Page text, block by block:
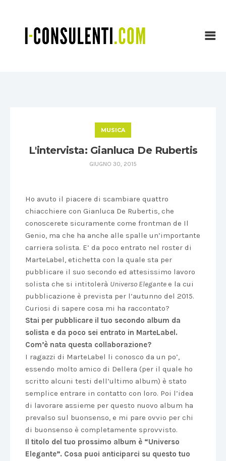
MUSICA
L'intervista: Gianluca De Rubertis
GIUGNO 30, 2015
Ho avuto il piacere di scambiare quattro
chiacchiere con Gianluca De Rubertis, che
conoscerete sicuramente come frontman de Il
Genio, ma che ha anche alle spalle un’importante
carriera solista. E’ da poco entrato nel roster di
MarteLabel, etichetta con la quale sta per
pubblicare il suo secondo ed attesissimo lavoro
solista che si intitolerà Universo Elegantee la cui
pubblicazione è prevista per l’autunno del 2015.
Curiosi di sapere cosa mi ha raccontato?
Stai per pubblicare il tuo secondo album da
solista e da poco sei entrato in MarteLabel.
Com’è nata questa collaborazione?
I ragazzi di MarteLabel li conosco da un po’,
essendo molto amico di Dellera (per il quale ho
scritto alcuni testi dell’ultimo album) è stato
semplice entrare in contatto con loro. Poi l’idea
di lavorare assieme per questo nuovo album ha
prevalso sul buonsenso, e mi pare ovvio per chi
di buonsenso è completamente sprovvisto.
Il titolo del tuo prossimo album è “Universo
Elegante”. Cosa puoi anticiparci su questo tuo